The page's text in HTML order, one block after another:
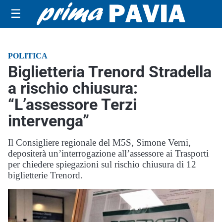
☰
POLITICA
Biglietteria Trenord Stradella
a rischio chiusura:
“L’assessore Terzi
intervenga”
Il Consigliere regionale del M5S, Simone Verni,
depositerà un’interrogazione all’assessore ai Trasporti
per chiedere spiegazioni sul rischio chiusura di 12
biglietterie Trenord.